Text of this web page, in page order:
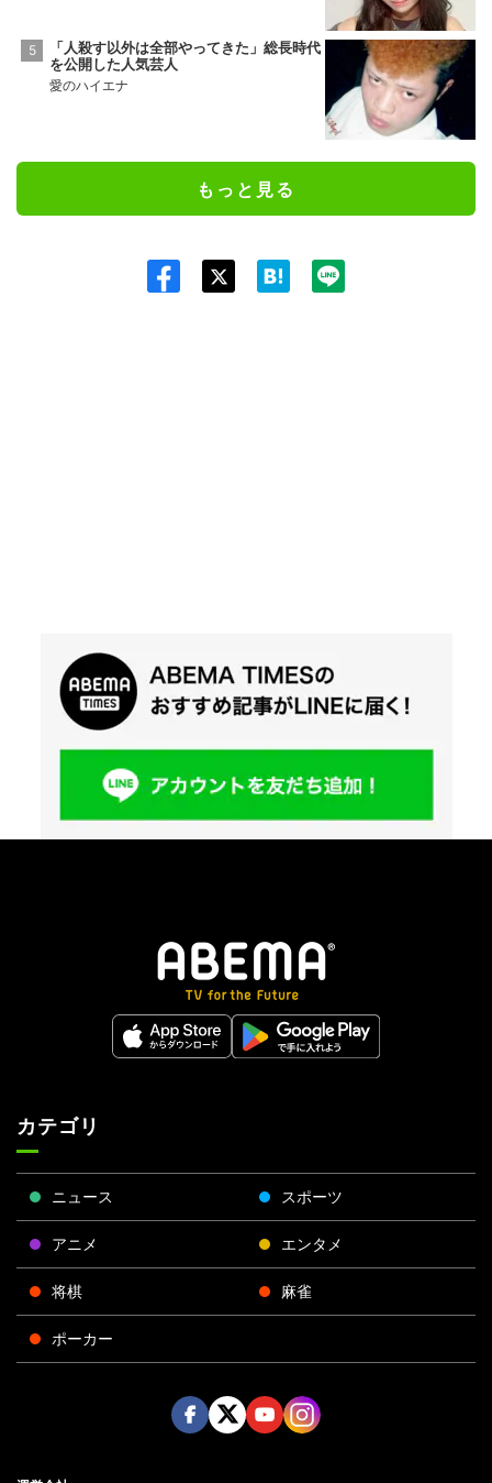
「人殺す以外は全部やってきた」総長時代
を公開した人気芸人
愛のハイエナ
もっと見る
カテゴリ
ニュース スポーツ
アニメ エンタメ
将棋 麻雀
ポーカー